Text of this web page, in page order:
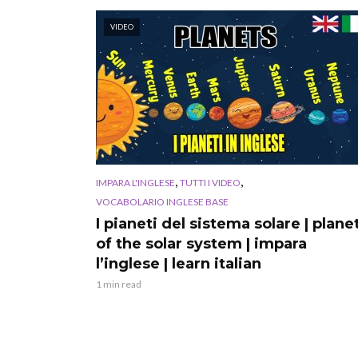
VIDEO
IMPARA L'INGLESE, TUTTI I VIDEO,
VOCABOLARIO INGLESE BASE
I pianeti del sistema solare |
of the solar system | impara
l’inglese | learn italian
1 min read